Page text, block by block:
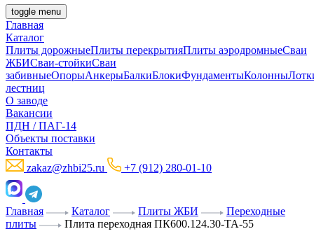
toggle menu
Главная
Каталог
Плиты дорожныеПлиты перекрытияПлиты аэродромныеСваи
ЖБИСваи-стойкиСваи
забивныеОпорыАнкерыБалкиБлокиФундаментыКолонны
лестниц
О заводе
Вакансии
ПДН / ПАГ-14
Объекты поставки
Контакты
zakaz@zhbi25.ru
+7 (912) 280-01-10
Главная Каталог Плиты ЖБИ
Переходные
плиты
Плита переходная ПК600.124.30-ТА-55